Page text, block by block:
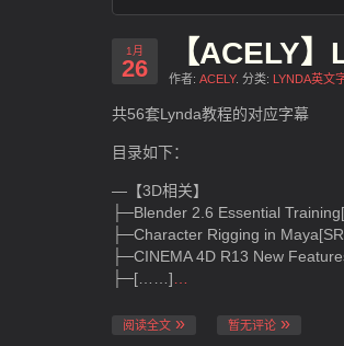
1月
26 【ACELY
作者: ACELY. 分类: LYNDA英文
共56套Lynda教程的对应字幕
目录如下：
—【3D相关】
├─Blender 2.6 Essential
├─Character Rigging in
├─CINEMA 4D R13 New
├─[……]
阅读全文 暂无评论